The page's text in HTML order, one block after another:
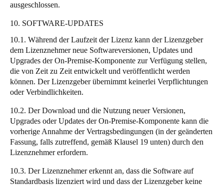
ausgeschlossen.
10. SOFTWARE-UPDATES
10.1. Während der Laufzeit der Lizenz kann der Lizenzgeber
dem Lizenznehmer neue Softwareversionen, Updates und
Upgrades der On-Premise-Komponente zur Verfügung stellen,
die von Zeit zu Zeit entwickelt und veröffentlicht werden
können. Der Lizenzgeber übernimmt keinerlei Verpflichtungen
oder Verbindlichkeiten.
10.2. Der Download und die Nutzung neuer Versionen,
Upgrades oder Updates der On-Premise-Komponente kann die
vorherige Annahme der Vertragsbedingungen (in der geänderten
Fassung, falls zutreffend, gemäß Klausel 19 unten) durch den
Lizenznehmer erfordern.
10.3. Der Lizenznehmer erkennt an, dass die Software auf
Standardbasis lizenziert wird und dass der Lizenzgeber keine